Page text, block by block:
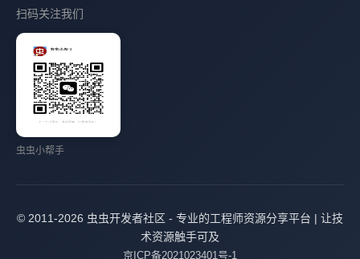
扫码关注我们
虫虫小帮手
© 2011-2026 虫虫开发者社区 - 专业的工程师资源分享平台 | 让技
术资源触手可及
京ICP备2021023401号-1